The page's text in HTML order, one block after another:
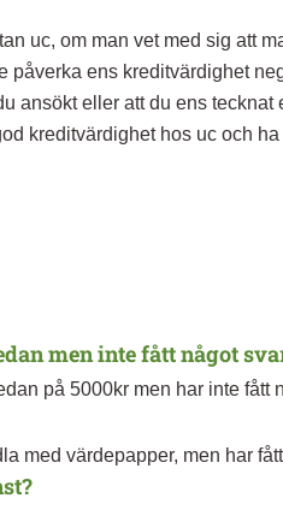
uc, om man vet med sig att
påverka ens kreditvärdighet
ansökt eller att du ens tecknat
kreditvärdighet hos uc och
men inte fått något
på 5000kr men har inte fått
för något. Mvh Adrian